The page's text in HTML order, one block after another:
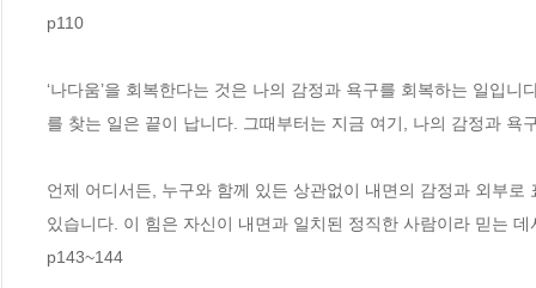
p110
‘나다움’을 회복한다는 것은 나의 감정과 욕구를 회복하는 일입
를 찾는 일은 끝이 납니다. 그때부터는 지금 여기, 나의 감정과 욕
언제 어디서든, 누구와 함께 있든 상관없이 내면의 감정과 외부
있습니다. 이 힘은 자신이 내면과 일치된 정직한 사람이라 믿는
p143~144